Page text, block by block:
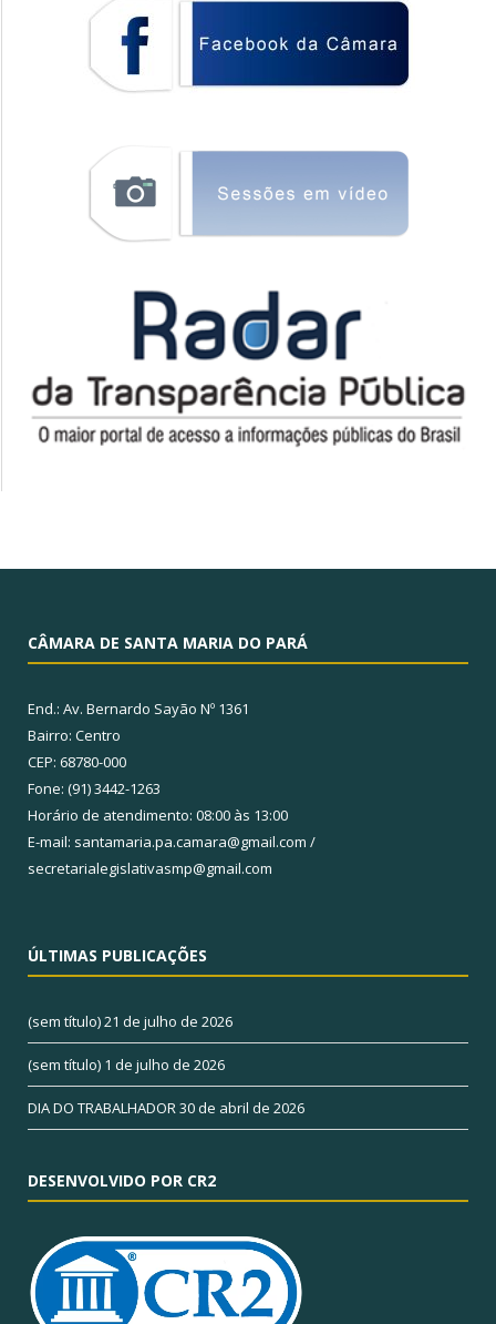
CÂMARA DE SANTA MARIA DO PARÁ
End.: Av. Bernardo Sayão Nº 1361
Bairro: Centro
CEP: 68780-000
Fone: (91) 3442-1263
Horário de atendimento: 08:00 às 13:00
E-mail: santamaria.pa.camara@gmail.com /
secretarialegislativasmp@gmail.com
ÚLTIMAS PUBLICAÇÕES
(sem título)21 de julho de 2026
(sem título) 1 de julho de 2026
DIA DO TRABALHADOR 30 de abril de 2026
DESENVOLVIDO POR CR2